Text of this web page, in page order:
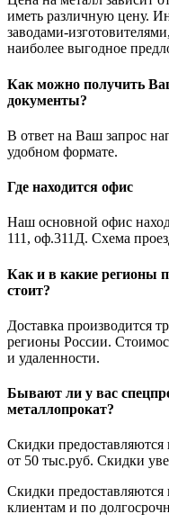
иметь различную цену.
заводами-
наиболее выгодное
Как можно получить
документы?
В ответ на Ваш запрос
удобном формате.
Где находится офис
Наш основной офис
111, оф.311Д. Схема
Как и в какие регионы
стоит?
Доставка производится
регионы России.
и удаленности.
Бывают ли у вас
металлопрокат?
Скидки предоставляются
от 50 тыс.руб. Скидки
Скидки
клиентам и по